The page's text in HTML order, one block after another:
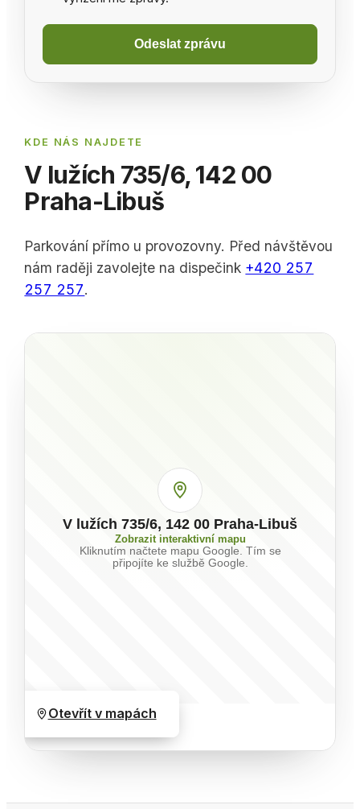
Odeslat zprávu
KDE NÁS NAJDETE
V lužích 735/6, 142 00
Praha-Libuš
Parkování přímo u provozovny. Před návštěvou
nám raději zavolejte na dispečink +420 257
257 257.
V lužích 735/6, 142 00 Praha-Libuš
Zobrazit interaktivní mapu
Kliknutím načtete mapu Google. Tím se
připojíte ke službě Google.
Otevřít v mapách